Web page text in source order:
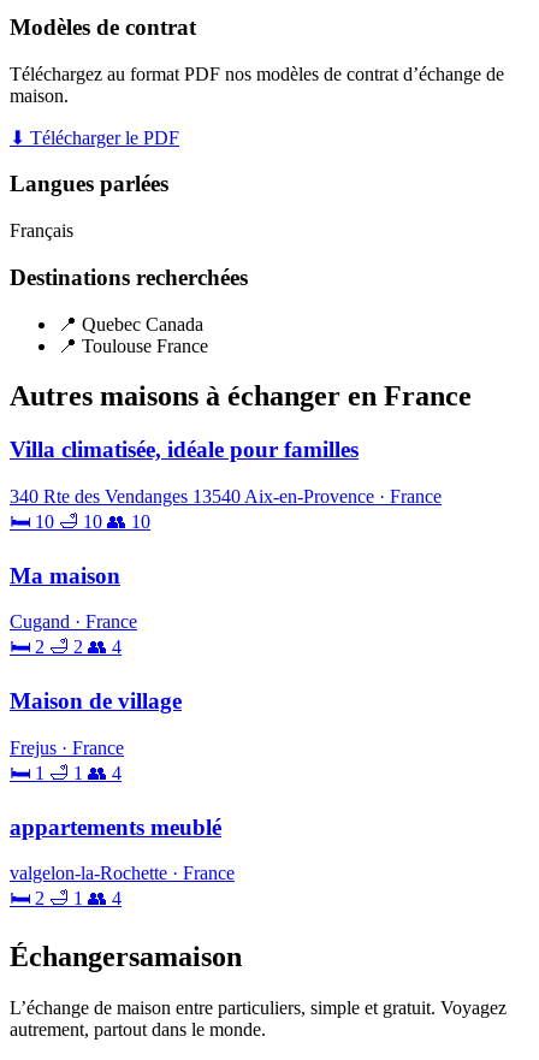
Modèles de contrat
Téléchargez au format PDF nos modèles de contrat d’échange de
maison.
⬇ Télécharger le PDF
Langues parlées
Français
Destinations recherchées
📍 Quebec Canada
📍 Toulouse France
Autres maisons à échanger en France
Villa climatisée, idéale pour familles
340 Rte des Vendanges 13540 Aix-en-Provence · France
🛏 10 🛁 10 👥 10
Ma maison
Cugand · France
🛏 2 🛁 2 👥 4
Maison de village
Frejus · France
🛏 1 🛁 1 👥 4
appartements meublé
valgelon-la-Rochette · France
🛏 2 🛁 1 👥 4
Échangersamaison
L’échange de maison entre particuliers, simple et gratuit. Voyagez
autrement, partout dans le monde.